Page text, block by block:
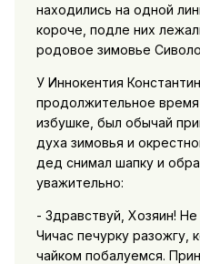
находились на одной
короче, подле них
родовое зимовье
У Иннокентия
продолжительное
избушке, был обычай
духа зимовья и
дед снимал шапку и
уважительно:
- Здравствуй, Хозяин!
Чичас печурку разожгу,
чайком побалуемся.